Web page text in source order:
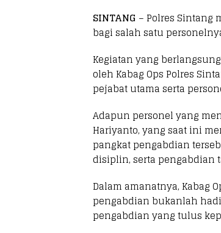
SINTANG – Polres Sintang
bagi salah satu
Kegiatan yang
oleh Kabag Ops Polres
pejabat utama serta
Adapun personel yang
Hariyanto, yang saat ini
pangkat pengabdian
disiplin, serta pengabdian
Dalam amanatnya, Kabag
pengabdian bukanlah
pengabdian yang tulus